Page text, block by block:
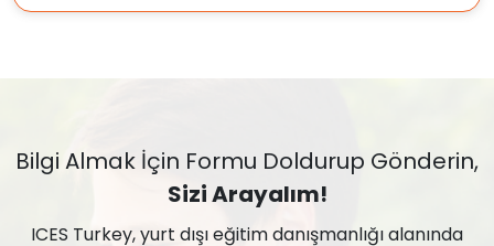
Bilgi Almak İçin Formu Doldurup Gönderin,
Sizi Arayalım!
ICES Turkey, yurt dışı eğitim danışmanlığı alanında